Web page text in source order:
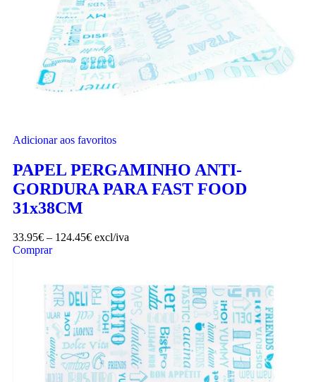
Adicionar aos favoritos
PAPEL PERGAMINHO ANTI-
GORDURA PARA FAST FOOD
31x38CM
33.95€ – 124.45€ excl/iva
Comprar